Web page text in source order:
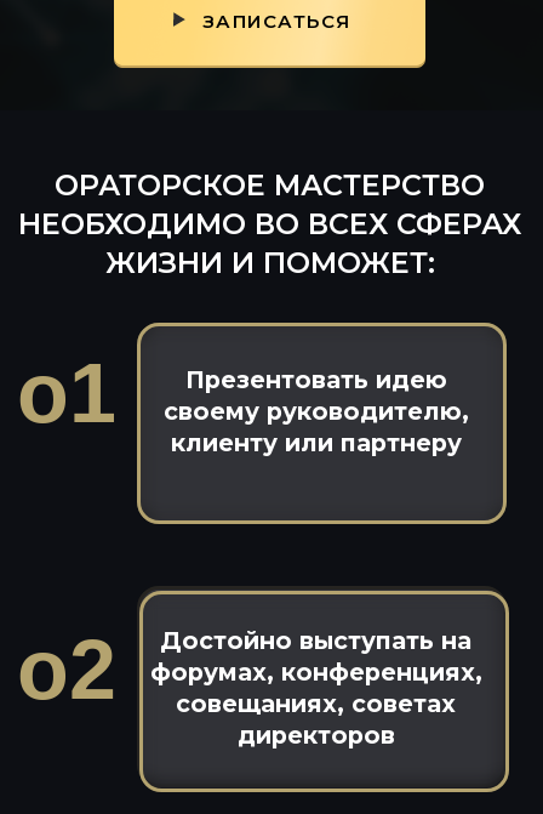
ЗАПИСАТЬСЯ
Вдохновлять своих
Уметь грамотно
парировать любые
нападки и манипуляции
форумах, конференциях,
о4